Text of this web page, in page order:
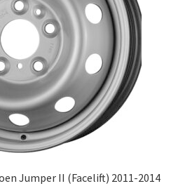
Jumper II (Facelift) 2011-2014